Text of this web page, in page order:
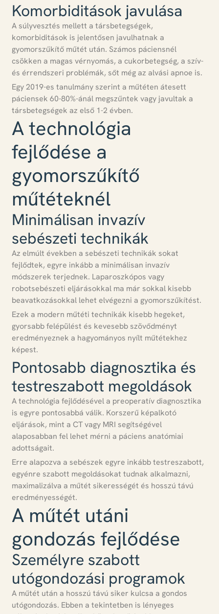
Komorbiditások javulása
A súlyvesztés mellett a társbetegségek,
komorbiditások is jelentősen javulhatnak a
gyomorszűkítő műtét után. Számos páciensnél
csökken a magas vérnyomás, a cukorbetegség, a szív-
és érrendszeri problémák, sőt még az alvási apnoe is.
Egy 2019-es tanulmány szerint a műtéten átesett
páciensek 60-80%-ánál megszűntek vagy javultak a
társbetegségek az első 1-2 évben.
A technológia
fejlődése a
gyomorszűkítő
műtéteknél
Minimálisan invazív
sebészeti technikák
Az elmúlt években a sebészeti technikák sokat
fejlődtek, egyre inkább a minimálisan invazív
módszerek terjednek. Laparoszkópos vagy
robotsebészeti eljárásokkal ma már sokkal kisebb
beavatkozásokkal lehet elvégezni a gyomorszűkítést.
Ezek a modern műtéti technikák kisebb hegeket,
gyorsabb felépülést és kevesebb szövődményt
eredményeznek a hagyományos nyílt műtétekhez
képest.
Pontosabb diagnosztika és
testreszabott megoldások
A technológia fejlődésével a preoperatív diagnosztika
is egyre pontosabbá válik. Korszerű képalkotó
eljárások, mint a CT vagy MRI segítségével
alaposabban fel lehet mérni a páciens anatómiai
adottságait.
Erre alapozva a sebészek egyre inkább testreszabott,
egyénre szabott megoldásokat tudnak alkalmazni,
maximalizálva a műtét sikerességét és hosszú távú
eredményességét.
A műtét utáni
gondozás fejlődése
Személyre szabott
utógondozási programok
A műtét után a hosszú távú siker kulcsa a gondos
utógondozás. Ebben a tekintetben is lényeges